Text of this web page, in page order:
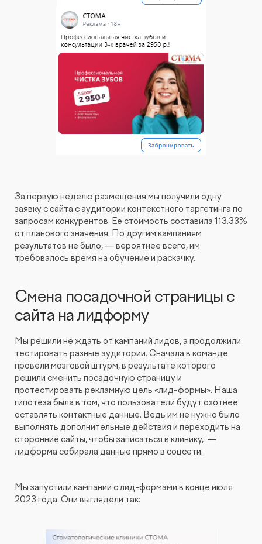
За первую неделю размещения мы получили одну
заявку с сайта с аудитории контекстного таргетинга по
запросам конкурентов. Ее стоимость составила 113.33%
от планового значения. По другим кампаниям
результатов не было, — вероятнее всего, им
требовалось время на обучение и раскачку.
Смена посадочной страницы с
сайта на лидформу
Мы решили не ждать от кампаний лидов, а продолжили
тестировать разные аудитории. Сначала в команде
провели мозговой штурм, в результате которого
решили сменить посадочную страницу и
протестировать рекламную цель «лид-формы». Наша
гипотеза была в том, что пользователи будут охотнее
оставлять контактные данные. Ведь им не нужно было
выполнять дополнительные действия и переходить на
сторонние сайты, чтобы записаться в клинику, —
лидформа собирала данные прямо в соцсети.
Мы запустили кампании с лид-формами в конце июля
2023 года. Они выглядели так: